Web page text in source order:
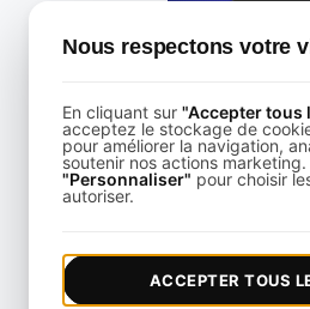
Qu'est-ce qu'un
View
Nous respectons votre
En cliquant sur "Accepter tous
acceptez le stockage de
pour améliorer la navigation,
soutenir nos actions
"Personnaliser" pour choisir
autoriser.
ACCEPTER TOUS